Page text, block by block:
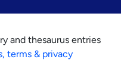
and thesaurus entries
terms & privacy